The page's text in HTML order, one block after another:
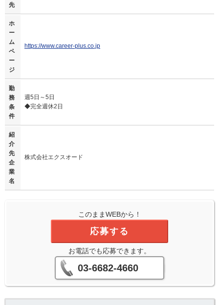
先
ホ
ー
ム
ペ
ー
ジ
https://www.career-plus.co.jp
勤
務
条
件
週5日～5日
◆完全週休2日
紹
介
先
企
業
名
株式会社エクスオード
このままWEBから！
応募する
お電話でも応募できます。
03-6682-4660